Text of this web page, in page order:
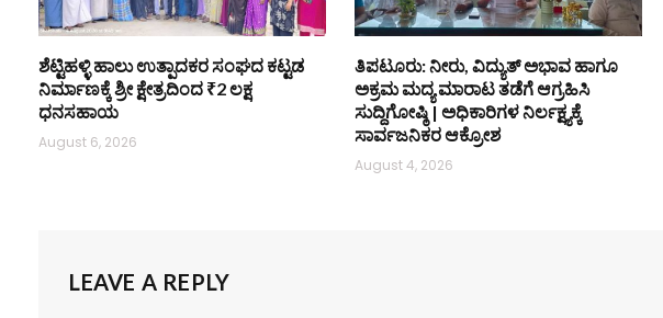
ಶೆಟ್ಟಿಹಳ್ಳಿ ಹಾಲು ಉತ್ಪಾದಕರ ಸಂಘದ ಕಟ್ಟಡ
ನಿರ್ಮಾಣಕ್ಕೆ ಶ್ರೀ ಕ್ಷೇತ್ರದಿಂದ ₹2 ಲಕ್ಷ
ಧನಸಹಾಯ
August 6, 2026
ತಿಪಟೂರು: ನೀರು, ವಿದ್ಯುತ್ ಅಭಾವ ಹಾಗೂ
ಅಕ್ರಮ ಮದ್ಯ ಮಾರಾಟ ತಡೆಗೆ ಆಗ್ರಹಿಸಿ
ಸುದ್ದಿಗೋಷ್ಠಿ | ಅಧಿಕಾರಿಗಳ ನಿರ್ಲಕ್ಷ್ಯಕ್ಕೆ
ಸಾರ್ವಜನಿಕರ ಆಕ್ರೋಶ
August 4, 2026
LEAVE A REPLY